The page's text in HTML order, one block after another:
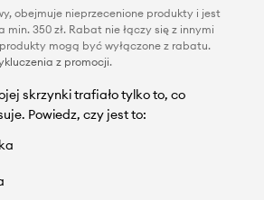
obejmuje nieprzecenione produkty i jest
350 zł. Rabat nie łączy się z innymi
mogą być wyłączone z rabatu.
z promocji.
skrzynki trafiało tylko to, co
Powiedz, czy jest to: